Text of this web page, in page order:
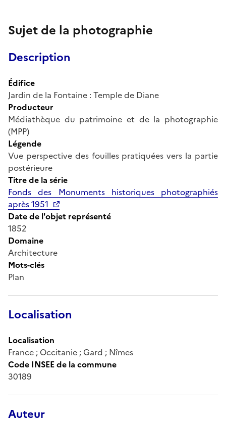
Sujet de la photographie
Description
Édifice
Jardin de la Fontaine : Temple de Diane
Producteur
Médiathèque du patrimoine et de la photographie
(MPP)
Légende
Vue perspective des fouilles pratiquées vers la partie
postérieure
Titre de la série
Fonds des Monuments historiques photographiés
après 1951
Date de l'objet représenté
1852
Domaine
Architecture
Mots-clés
Plan
Localisation
Localisation
France ; Occitanie ; Gard ; Nîmes
Code INSEE de la commune
30189
Auteur